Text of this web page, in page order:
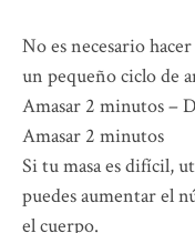
No es necesario
un pequeño ciclo de
Amasar 2 minutos –
Amasar 2 minutos
Si tu masa es difícil,
puedes aumentar el
el cuerpo.